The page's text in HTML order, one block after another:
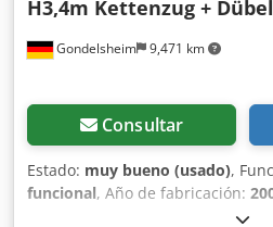
Gondelsheim 9,471 km
H3,4m Kettenzug +
Consultar
Estado: muy bueno (usado),
funcional, Año de fabricación:
,